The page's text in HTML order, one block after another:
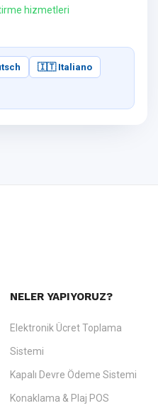
hizmetleri
🇮🇹 Italiano
NELER YAPIYORUZ?
Elektronik Ücret Toplama
Sistemi
Kapalı Devre Ödeme Sistemi
Konaklama & Plaj POS